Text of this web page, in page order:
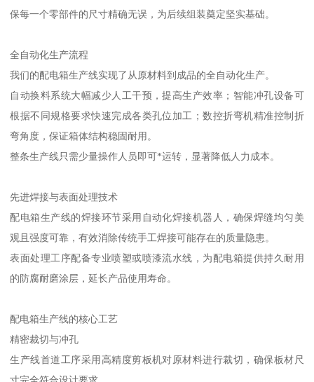
保每一个零部件的尺寸精确无误，为后续组装奠定坚实基础。
全自动化生产流程
我们的配电箱生产线实现了从原材料到成品的全自动化生产。
自动换料系统大幅减少人工干预，提高生产效率；智能冲孔设备可
根据不同规格要求快速完成各类孔位加工；数控折弯机精准控制折
弯角度，保证箱体结构稳固耐用。
整条生产线只需少量操作人员即可*运转，显著降低人力成本。
先进焊接与表面处理技术
配电箱生产线的焊接环节采用自动化焊接机器人，确保焊缝均匀美
观且强度可靠，有效消除传统手工焊接可能存在的质量隐患。
表面处理工序配备专业喷塑或喷漆流水线，为配电箱提供持久耐用
的防腐耐磨涂层，延长产品使用寿命。
配电箱生产线的核心工艺
精密裁切与冲孔
生产线首道工序采用高精度剪板机对原材料进行裁切，确保板材尺
寸完全符合设计要求。